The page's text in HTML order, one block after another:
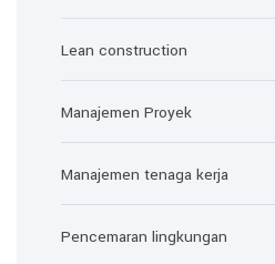
Lean construction
Manajemen Proyek
Manajemen tenaga kerja
Pencemaran lingkungan